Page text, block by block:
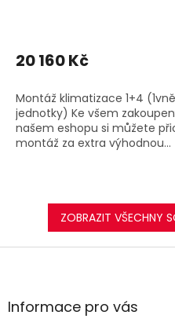
20 160 Kč
Montáž klimatizace 1+4
jednotky) Ke všem
našem eshopu si můžete
montáž za extra výhodnou...
ZOBRAZIT VŠECHNY
Z
aInformace pro vás